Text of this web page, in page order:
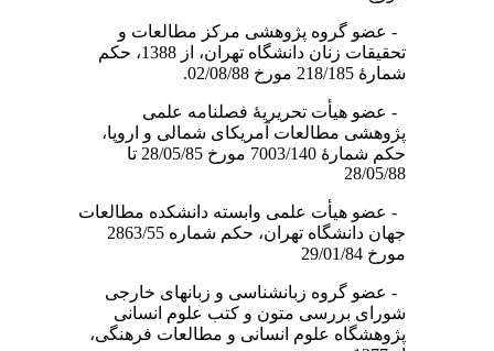
- عضو گروه پژوهشی مرکز مطالعات و
تحقیقات زنان دانشگاه تهران، از 1388، حکم
شمارۀ 218/185 مورخ 02/08/88.
- عضو هیأت تحریریۀ فصلنامه علمی
پژوهشی مطالعات آمریکای شمالی و اروپا،
حکم شمارۀ 7003/140 مورخ 28/05/85 تا
28/05/88
- عضو هیأت علمی وابسته دانشکده مطالعات
جهان دانشگاه تهران، حکم شماره 2863/55
مورخ 29/01/84
- عضو گروه زبان­شناسی و زبان­های خارجی
شورای بررسی متون و کتب علوم انسانی
پژوهشگاه علوم انسانی و مطالعات فرهنگی،